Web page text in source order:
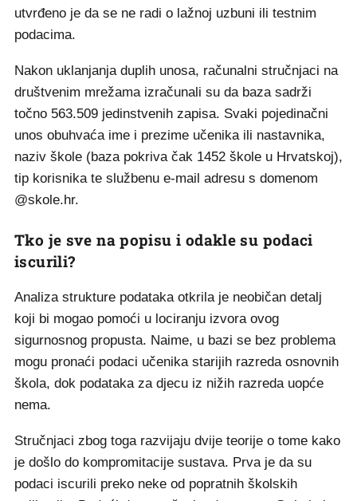
utvrđeno je da se ne radi o lažnoj uzbuni ili testnim
podacima.
Nakon uklanjanja duplih unosa, računalni stručnjaci na
društvenim mrežama izračunali su da baza sadrži
točno 563.509 jedinstvenih zapisa. Svaki pojedinačni
unos obuhvaća ime i prezime učenika ili nastavnika,
naziv škole (baza pokriva čak 1452 škole u Hrvatskoj),
tip korisnika te službenu e-mail adresu s domenom
@skole.hr.
Tko je sve na popisu i odakle su podaci
iscurili?
Analiza strukture podataka otkrila je neobičan detalj
koji bi mogao pomoći u lociranju izvora ovog
sigurnosnog propusta. Naime, u bazi se bez problema
mogu pronaći podaci učenika starijih razreda osnovnih
škola, dok podataka za djecu iz nižih razreda uopće
nema.
Stručnjaci zbog toga razvijaju dvije teorije o tome kako
je došlo do kompromitacije sustava. Prva je da su
podaci iscurili preko neke od popratnih školskih